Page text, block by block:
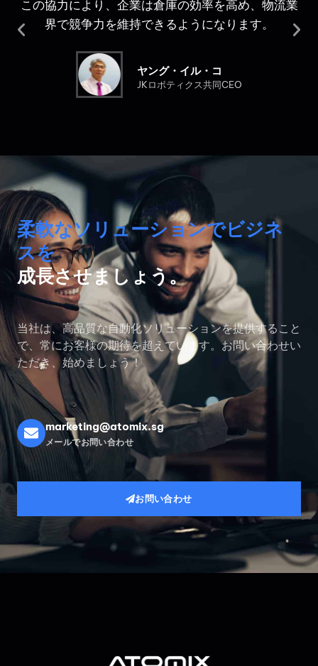
この協力により、企業は倉庫の効率を高め、物流業
界で競争力を維持できるようになります。
ヤング・イル・コ
JKロボティクス共同CEO
柔軟なソリューションでビジネ
スを
成長させましょう。
当社は、高品質な自動化ソリューションを提供すること
で、常にお客様の期待を超えています。お問い合わせい
ただき、始めましょう！
marketing@atomix.sg
メールでお問い合わせ
お問い合わせ